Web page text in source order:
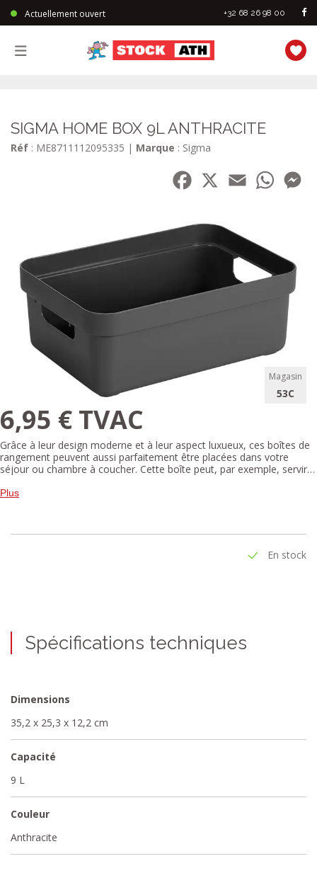
Actuellement ouvert +32 68 26 98 00
SIGMA HOME BOX 9L ANTHRACITE
Réf : ME8711112095335 | Marque : Sigma
Facebook
Email
Magasin
53C
6,95 € TVAC
Grâce à leur design moderne et à leur aspect luxueux, ces boîtes de
rangement peuvent aussi parfaitement être placées dans votre
séjour ou chambre à coucher. Cette boîte peut, par exemple, servir à
préférés. Même dans la salle de bain, votre stock de gel-douche peut
Plus
En stock
Spécifications techniques
Dimensions
35,2 x 25,3 x 12,2 cm
Capacité
9 L
Couleur
Anthracite